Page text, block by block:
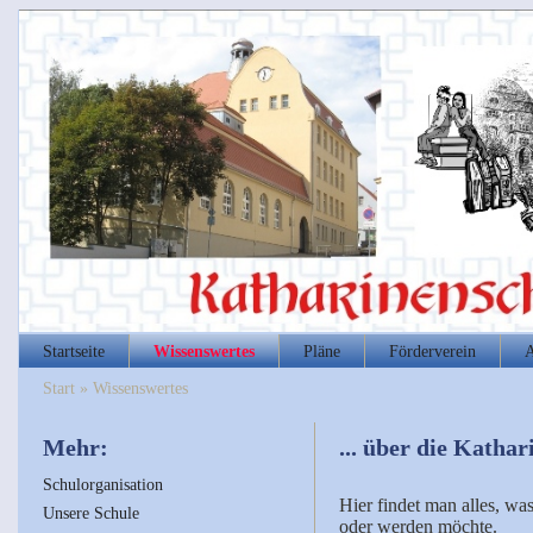
Startseite Wissenswertes Pläne Förderverein
Start» Wissenswertes
Mehr:
Schulorganisation
Unsere Schule
... über die
Hier findet man alles,
oder werden möchte.